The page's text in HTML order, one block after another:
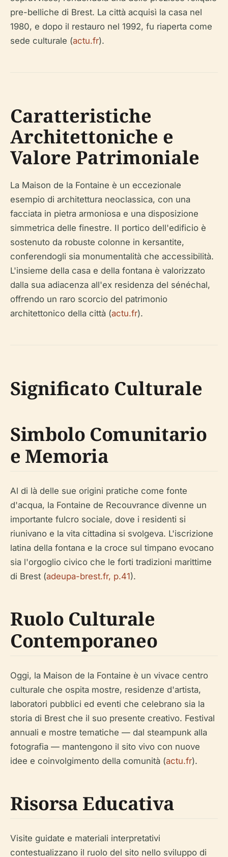
pre-belliche di Brest. La città acquisì la casa nel
1980, e dopo il restauro nel 1992, fu riaperta come
sede culturale (actu.fr).
Caratteristiche
Architettoniche e
Valore Patrimoniale
La Maison de la Fontaine è un eccezionale
esempio di architettura neoclassica, con una
facciata in pietra armoniosa e una disposizione
simmetrica delle finestre. Il portico dell'edificio è
sostenuto da robuste colonne in kersantite,
conferendogli sia monumentalità che accessibilità.
L'insieme della casa e della fontana è valorizzato
dalla sua adiacenza all'ex residenza del sénéchal,
offrendo un raro scorcio del patrimonio
architettonico della città (actu.fr).
Significato Culturale
Simbolo Comunitario
e Memoria
Al di là delle sue origini pratiche come fonte
d'acqua, la Fontaine de Recouvrance divenne un
importante fulcro sociale, dove i residenti si
riunivano e la vita cittadina si svolgeva. L'iscrizione
latina della fontana e la croce sul timpano evocano
sia l'orgoglio civico che le forti tradizioni marittime
di Brest (adeupa-brest.fr, p.41).
Ruolo Culturale
Contemporaneo
Oggi, la Maison de la Fontaine è un vivace centro
culturale che ospita mostre, residenze d'artista,
laboratori pubblici ed eventi che celebrano sia la
storia di Brest che il suo presente creativo. Festival
annuali e mostre tematiche — dal steampunk alla
fotografia — mantengono il sito vivo con nuove
idee e coinvolgimento della comunità (actu.fr).
Risorsa Educativa
Visite guidate e materiali interpretativi
contestualizzano il ruolo del sito nello sviluppo di